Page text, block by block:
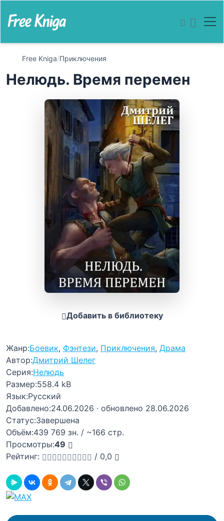
Free Kniga/Приключения
Нелюдь. Время перемен
Добавить в библиотеку
Жанр:Боевик, Фэнтези, Приключения, Драма
Автор:Дмитрий Шелег
Серия:Нелюдь
Размер:558.4 kB
Язык:Русский
Добавлено:24.06.2026 · обновлено 28.06.2026
Статус:Завершена
Объём:439 769 зн. / ~166 стр.
Просмотры:49
Рейтинг:
/ 0,0